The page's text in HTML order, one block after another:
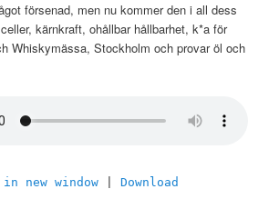
försenad, men nu kommer den i all dess
kärnkraft, ohållbar hållbarhet, k*a för
Whiskymässa, Stockholm och provar öl och
new window |Download